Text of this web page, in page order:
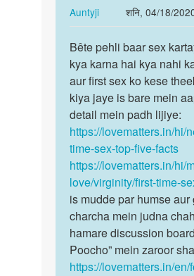
apki
kya
by
Auntyji
Auntyji
शनि, 04/18/
In
reply
to
Kaise
kre
sex
by
S.K.
Singh
Bête
pehli
baar
sex
kartaye…
Bête pehli baar sex
kya karna hai kya nahi
aur first sex ko kese
kiya jaye is bare mein
detail mein padh lijiye:
https://lovematters.in/hi/
time-sex-top-five-facts
https://lovematters.in/hi/
love/virginity/first-time-
is mudde par humse aur
charcha mein judna
hamare discussion
Poocho” mein zaroor
https://lovematters.in/en/